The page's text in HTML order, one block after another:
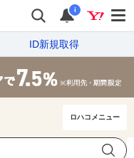
i
ID新規取得
ロハコメニュー